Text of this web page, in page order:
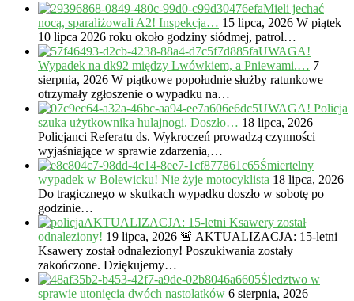
Mieli jechać
nocą, sparaliżowali A2! Inspekcja… 15 lipca, 2026 W piątek
10 lipca 2026 roku około godziny siódmej, patrol…
UWAGA!
Wypadek na dk92 między Lwówkiem, a Pniewami.… 7
sierpnia, 2026 W piątkowe popołudnie służby ratunkowe
otrzymały zgłoszenie o wypadku na…
UWAGA! Policja
szuka użytkownika hulajnogi. Doszło… 18 lipca, 2026
Policjanci Referatu ds. Wykroczeń prowadzą czynności
wyjaśniające w sprawie zdarzenia,…
Śmiertelny
wypadek w Bolewicku! Nie żyje motocyklista 18 lipca, 2026
Do tragicznego w skutkach wypadku doszło w sobotę po
godzinie…
AKTUALIZACJA: 15-letni Ksawery został
odnaleziony! 19 lipca, 2026 🚨 AKTUALIZACJA: 15-letni
Ksawery został odnaleziony! Poszukiwania zostały
zakończone. Dziękujemy…
Śledztwo w
sprawie utonięcia dwóch nastolatków 6 sierpnia, 2026